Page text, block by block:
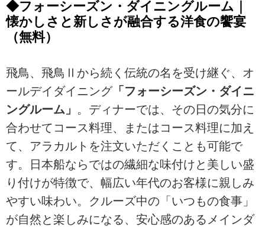
◆フォーシーズン・ダイニングルーム｜
懐かしさと新しさが融合する洋食の饗宴
（無料）
飛鳥、飛鳥Ⅱから続く伝統の名を受け継ぐ、オ
ールデイダイニング「フォーシーズン・ダイニ
ングルーム」 。ディナーでは、その日の気分に
合わせてコース料理、またはコース料理に加え
て、アラカルトを注文いただくことも可能で
す。日本船ならではの繊細な味付けと美しい盛
り付けが特徴で、幅広い年代のお客様に親しみ
やすい味わい。クルーズ中の「いつもの食事」
が自然と楽しみになる、安心感のあるメインダ